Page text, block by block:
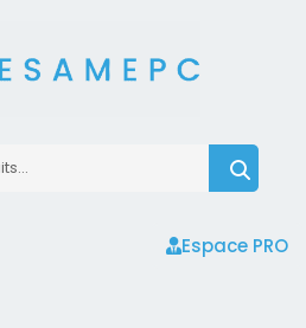
Espace PRO